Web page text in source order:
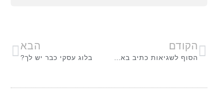
הקודם
הסוף לשגיאות כתיב באתר שלך
הבא
בלוג עסקי כבר יש לך?